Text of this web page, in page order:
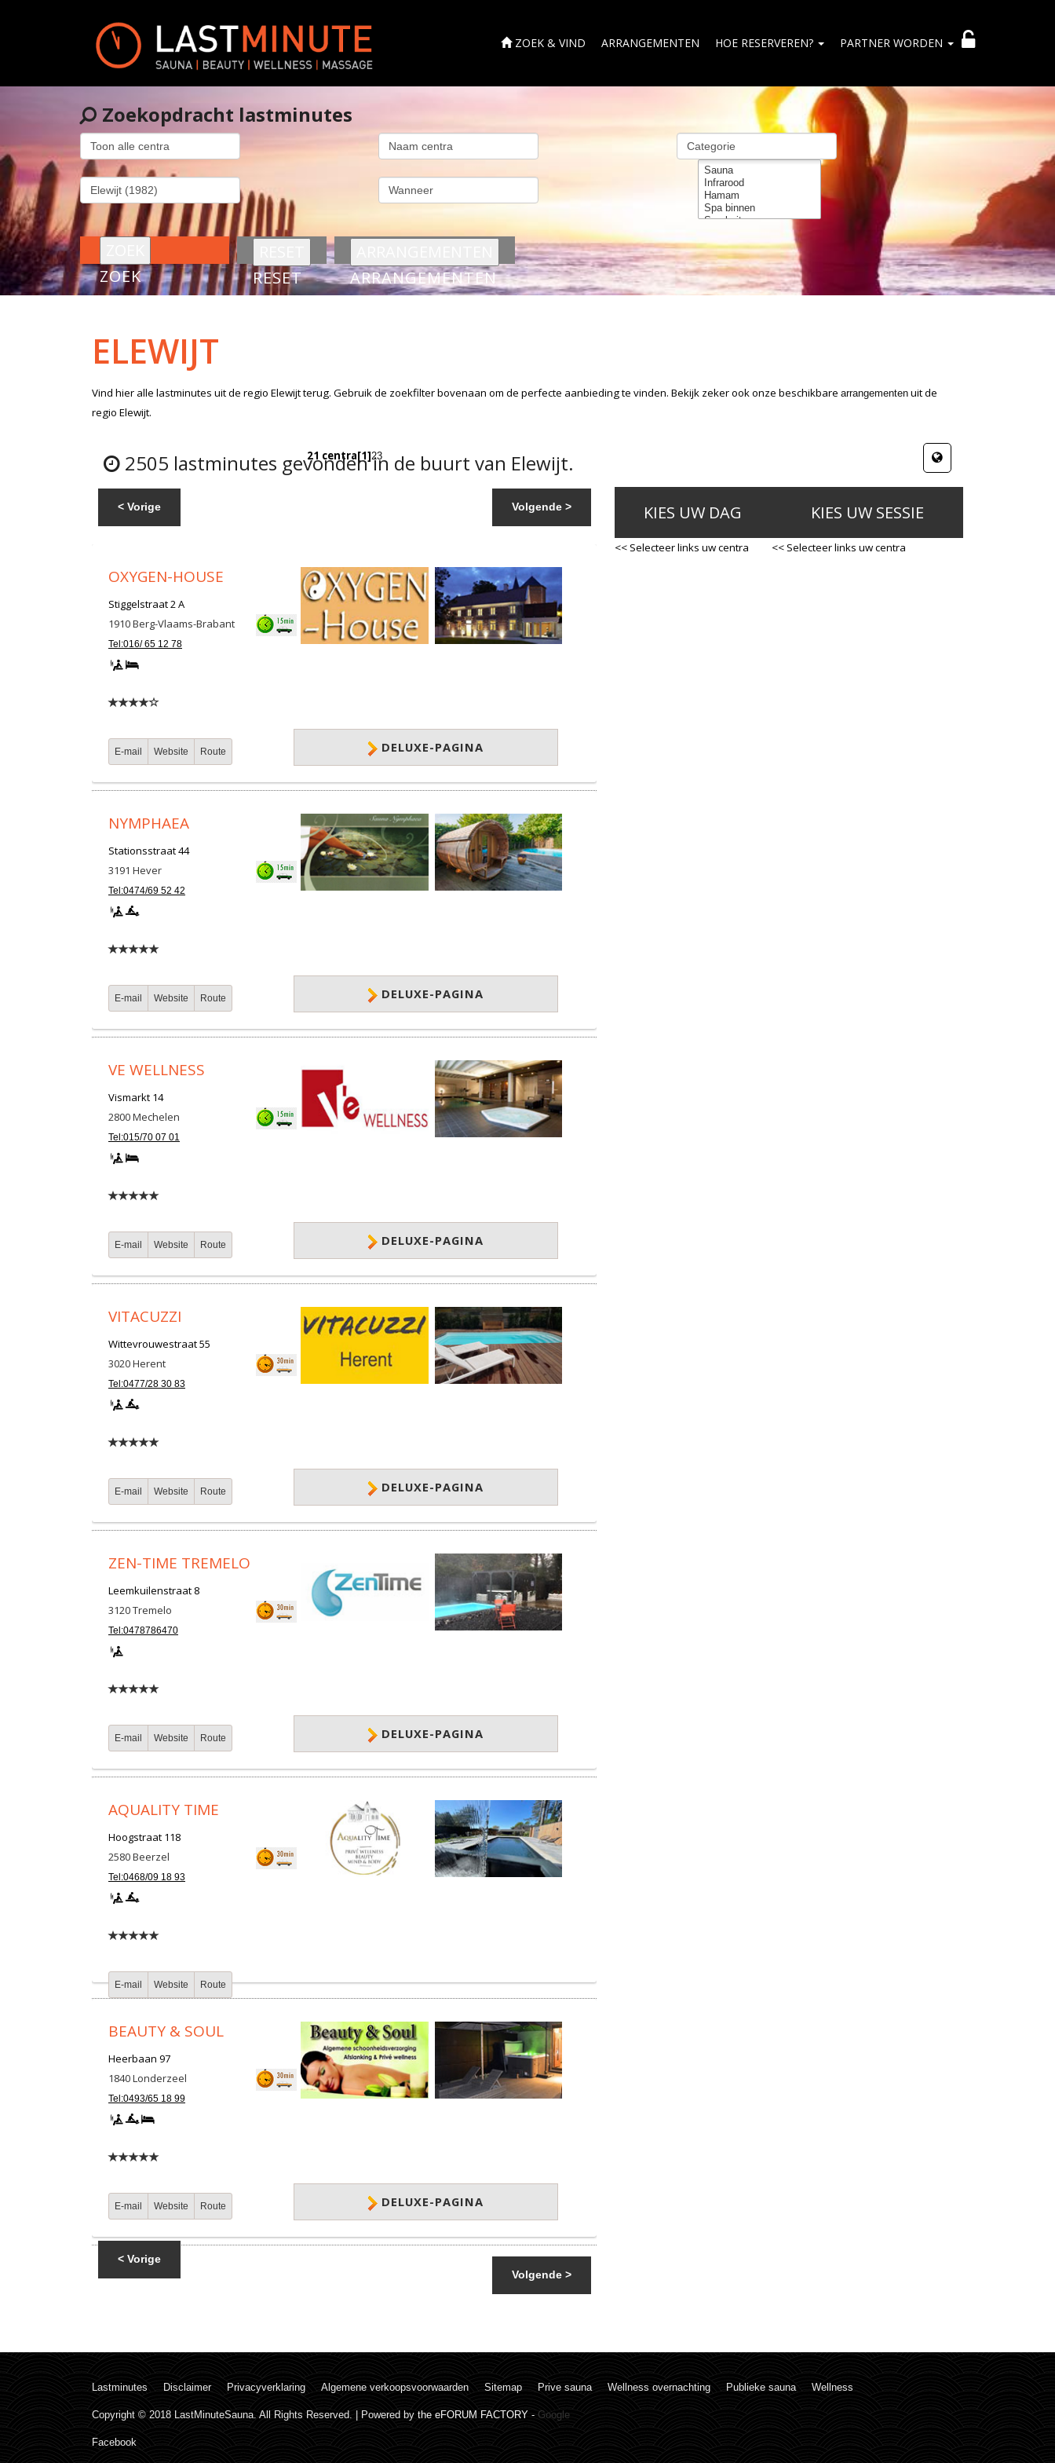
ZOEK & VIND ARRANGEMENTEN HOE RESERVEREN? PARTNER WORDEN
Zoekopdracht lastminutes
ZOEK RESET ARRANGEMENTEN
ELEWIJT
Vind hier alle lastminutes uit de regio Elewijtterug. Gebruik de zoekfilter bovenaan om de perfecte aanbieding te vinden. Bekijk zeker ook onze beschikbare arrangementen uit de
regio Elewijt.
2505 lastminutes gevonden in de buurt van Elewijt.
< Vorige Volgende >
21 centra[1]23
OXYGEN-HOUSE
Stiggelstraat 2 A
1910Berg-Vlaams-Brabant
Tel:016/ 65 12 78
E-mail Website Route DELUXE-PAGINA
NYMPHAEA
Stationsstraat 44
3191 Hever
Tel:0474/69 52 42
E-mail Website Route DELUXE-PAGINA
VE WELLNESS
Vismarkt 14
2800Mechelen
Tel:015/70 07 01
E-mail Website Route DELUXE-PAGINA
VITACUZZI
Wittevrouwestraat 55
3020Herent
Tel:0477/28 30 83
E-mail Website Route DELUXE-PAGINA
ZEN-TIME TREMELO
Leemkuilenstraat 8
3120Tremelo
Tel:0478786470
E-mail Website Route DELUXE-PAGINA
AQUALITY TIME
Hoogstraat 118
2580Beerzel
Tel:0468/09 18 93
E-mail Website Route
BEAUTY & SOUL
Heerbaan 97
1840Londerzeel
Tel:0493/65 18 99
E-mail Website Route DELUXE-PAGINA
< Vorige
Volgende >
KIES UW DAG
<< Selecteer links uw centra
KIES UW SESSIE
<< Selecteer links uw centra
Lastminutes Disclaimer Privacyverklaring Algemene verkoopsvoorwaarden Sitemap Prive sauna Wellness overnachting Publieke sauna Wellness
Copyright © 2018 LastMinuteSauna. All Rights Reserved. | Powered by the eFORUM FACTORY - Google
Facebook